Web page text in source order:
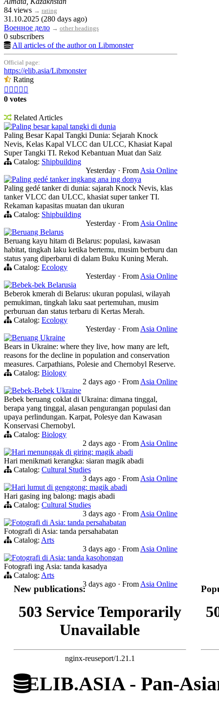
84 views → rating
31.10.2025 (280 days ago)
Военное дело → other headings
0 subscribers
All articles of the author on Libmonster
Official page:
https://elib.asia/Libmonster
Rating
    
0 votes
Related Articles
Paling besar kapal tangki di dunia
Paling Besar Kapal Tangki Dunia: Sejarah Knock
Nevis, Kelas Kapal VLCC dan ULCC, Khasiat Kapal
Super Tangki TI. Rekod Kebantuan Muat dan Saiz
Catalog: Shipbuilding
Yesterday · From Asia Online
Paling gedé tanker ingkang ana ing donya
Paling gedé tanker di dunia: sajarah Knock Nevis, klas
tanker VLCC dan ULCC, khasiat super tanker TI.
Rekaman kapasitas muatan dan ukuran
Catalog: Shipbuilding
Yesterday · From Asia Online
Beruang Belarus
Beruang kayu hitam di Belarus: populasi, kawasan
habitat, tingkah laku ketika bertemu, musim berburu dan
status yang diperbarui di dalam Buku Kuning Merah.
Catalog: Ecology
Yesterday · From Asia Online
Bebek-bek Belarusia
Beberok kmerah di Belarus: ukuran populasi, wilayah
pemukiman, tingkah laku saat pertemuhan, musim
perburuan dan status terbaru di Kertas Merah.
Catalog: Ecology
Yesterday · From Asia Online
Beruang Ukraine
Bears in Ukraine: where they live, how many are left,
reasons for the decline in population and conservation
measures. Carpathians, Polesie and Chernobyl Reserve.
Catalog: Biology
2 days ago · From Asia Online
Bebek-Bebek Ukraine
Bebek beruang coklat di Ukraina: dimana tinggal,
berapa yang tinggal, alasan pengurangan populasi dan
upaya perlindungan. Karpat, Polesye dan Kawasan
Konservasi Chernobyl.
Catalog: Biology
2 days ago · From Asia Online
Hari menunggak di giring: magik abadi
Hari menikmati kerangka: siaran magik abadi
Catalog: Cultural Studies
3 days ago · From Asia Online
Hari lumut di genggong: magik abadi
Hari gasing ing balong: magis abadi
Catalog: Cultural Studies
3 days ago · From Asia Online
Fotografi di Asia: tanda persahabatan
Fotografi di Asia: tanda persahabatan
Catalog: Arts
3 days ago · From Asia Online
Fotografi di Asia: tanda kasohongan
Fotografi ing Asia: tanda kasadya
Catalog: Arts
3 days ago · From Asia Online
New publications:
503 Service Temporarily
Unavailable
nginx-reuseport/1.21.1
ELIB.ASIA - Pan-